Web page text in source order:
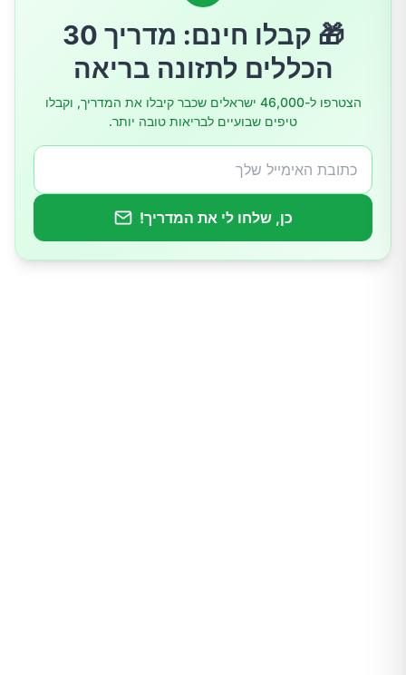
🎁 קבלו חינם: מדריך 30
הכללים לתזונה בריאה
הצטרפו ל-46,000 ישראלים שכבר קיבלו את המדריך, וקבלו
טיפים שבועיים לבריאות טובה יותר.
כן, שלחו לי את המדריך!